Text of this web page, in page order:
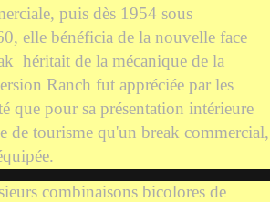
puis dès 1954 sous
elle bénéficia de la nouvelle face
héritait de la mécanique de la
Ranch fut appréciée par les
que pour sa présentation intérieure
de tourisme qu'un break commercial,
combinaisons bicolores de